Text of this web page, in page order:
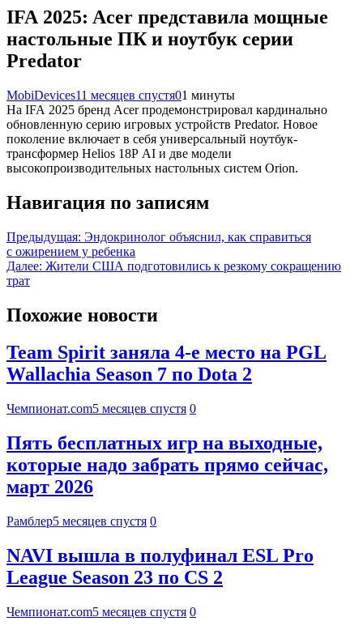
IFA 2025: Acer представила мощные
настольные ПК и ноутбук серии
Predator
MobiDevices11 месяцев спустя01 минуты
На IFA 2025 бренд Acer продемонстрировал кардинально
обновленную серию игровых устройств Predator. Новое
поколение включает в себя универсальный ноутбук-
трансформер Helios 18P AI и две модели
высокопроизводительных настольных систем Orion.
Навигация по записям
Предыдущая: Эндокринолог объяснил, как справиться
с ожирением у ребенка
Далее: Жители США подготовились к резкому сокращению
трат
Похожие новости
Team Spirit заняла 4-е место на PGL
Wallachia Season 7 по Dota 2
Чемпионат.com5 месяцев спустя 0
Пять бесплатных игр на выходные,
которые надо забрать прямо сейчас,
март 2026
Рамблер5 месяцев спустя 0
NAVI вышла в полуфинал ESL Pro
League Season 23 по CS 2
Чемпионат.com5 месяцев спустя 0